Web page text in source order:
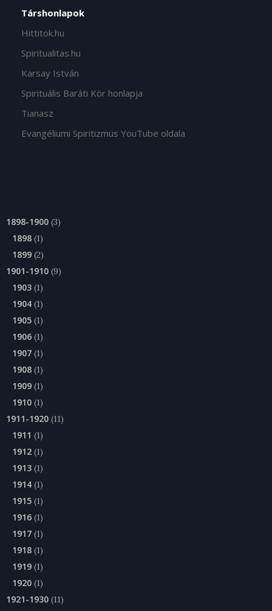
Társhonlapok
Hittitok.hu
Spiritualitas.hu
Karsay István
Spirituális Baráti Kör honlapja
Tianasz
Evangéliumi Spiritizmus YouTube oldala
1898-1900 (3)
1898 (1)
1899 (2)
1901-1910 (9)
1903 (1)
1904 (1)
1905 (1)
1906 (1)
1907 (1)
1908 (1)
1909 (1)
1910 (1)
1911-1920 (11)
1911 (1)
1912 (1)
1913 (1)
1914 (1)
1915 (1)
1916 (1)
1917 (1)
1918 (1)
1919 (1)
1920 (1)
1921-1930 (11)